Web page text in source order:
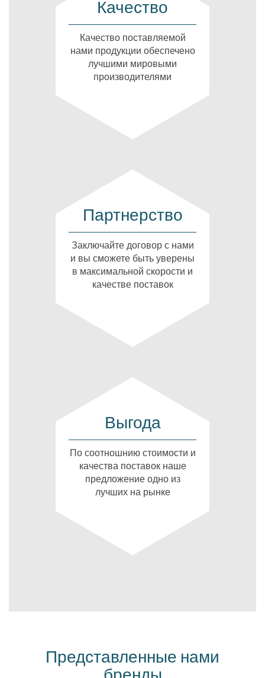
Качество
Качество поставляемой
нами продукции обеспечено
лучшими мировыми
производителями
Партнерство
Заключайте договор с нами
и вы сможете быть уверены
в максимальной скорости и
качестве поставок
Выгода
По соотношнию стоимости и
качества поставок наше
предложение одно из
лучших на рынке
Представленные нами
бренды